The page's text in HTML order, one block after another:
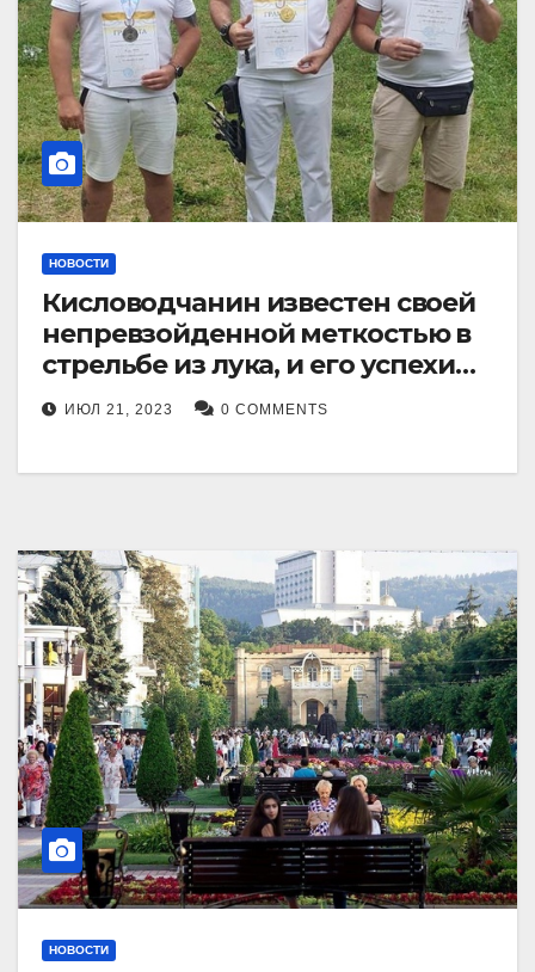
НОВОСТИ
Кисловодчанин известен своей
непревзойденной меткостью в
стрельбе из лука, и его успехи
прославили его в
Ставропольском крае.
ИЮЛ 21, 2023 0 COMMENTS
НОВОСТИ